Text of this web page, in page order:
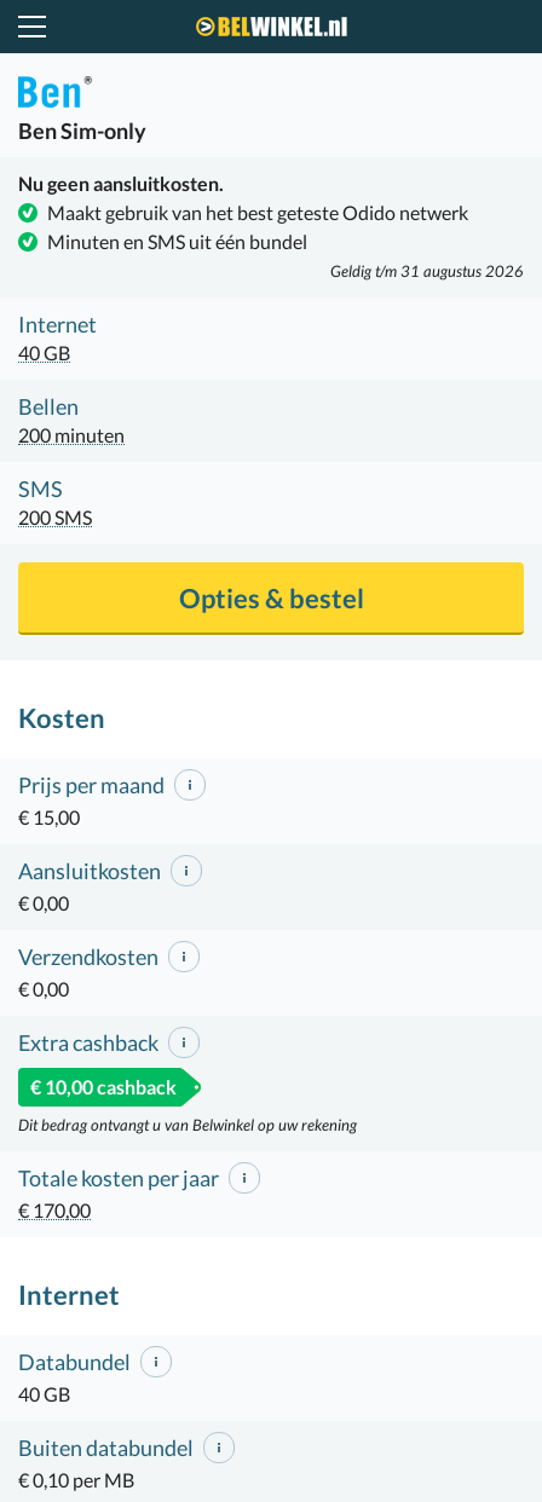
BenSim-only
Nu geen aansluitkosten.
Maakt gebruik van het best geteste Odido netwerk
Minuten en SMS uit één bundel
Geldig t/m 31 augustus 2026
Internet
40 GB
Bellen
200 minuten
SMS
200 SMS
Opties & bestel
Kosten
Prijs per maand
€ 15,00
Aansluitkosten
€ 0,00
Verzendkosten
€ 0,00
Extra cashback
€ 10,00 cashback
Dit bedrag ontvangt u van Belwinkel op uw rekening
Totale kosten per jaar
€ 170,00
Internet
Databundel
40 GB
Buiten databundel
€ 0,10 per MB